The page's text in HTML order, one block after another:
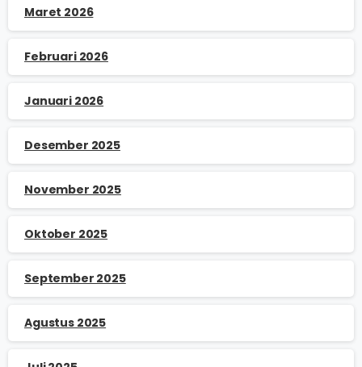
Maret 2026
Februari 2026
Januari 2026
Desember 2025
November 2025
Oktober 2025
September 2025
Agustus 2025